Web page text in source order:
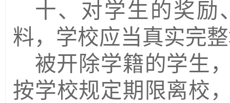
十、对学生的奖励
料，学校应当真实完
被开除学籍的学生
按学校规定期限离校